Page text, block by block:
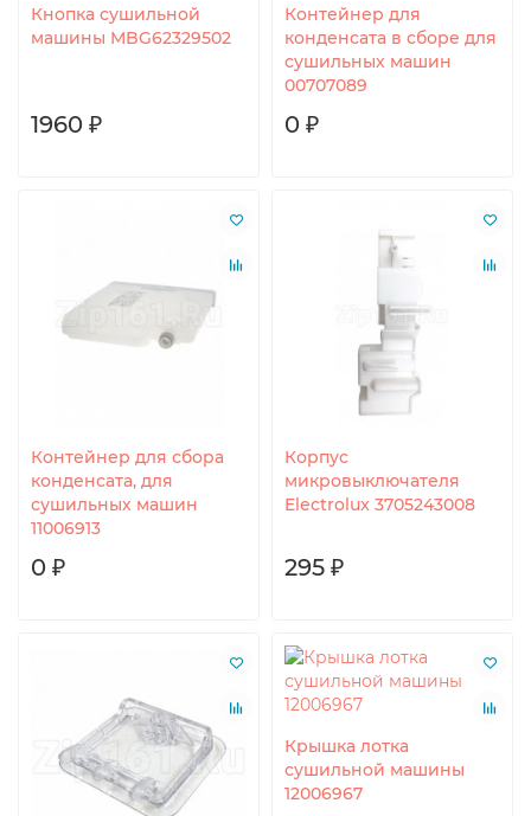
Кнопка сушильной
машины MBG62329502
1960 ₽
Контейнер для
конденсата в сборе для
сушильных машин
00707089
0 ₽
Контейнер для сбора
конденсата, для
сушильных машин
11006913
0 ₽
Корпус
микровыключателя
Electrolux 3705243008
295 ₽
Крышка лотка
сушильной машины
12006967